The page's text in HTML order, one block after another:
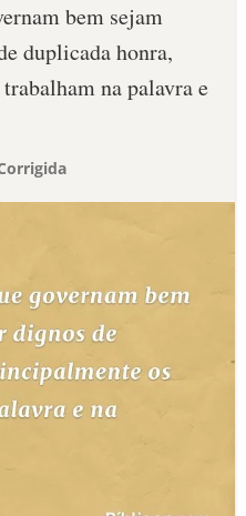
bem sejam
duplicada honra,
na palavra e